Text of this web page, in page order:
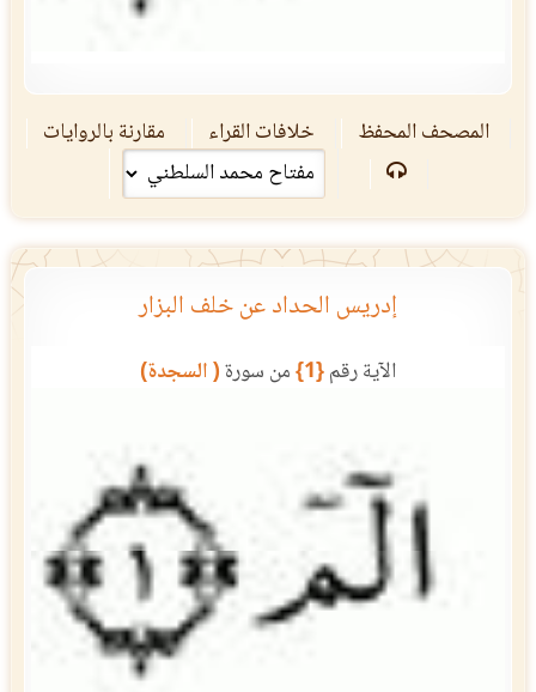
المصحف المحفظ خلافات القراء مقارنة بالروايات
إدريس الحداد عن خلف البزار
الآية رقم{1} من سورة( السجدة)